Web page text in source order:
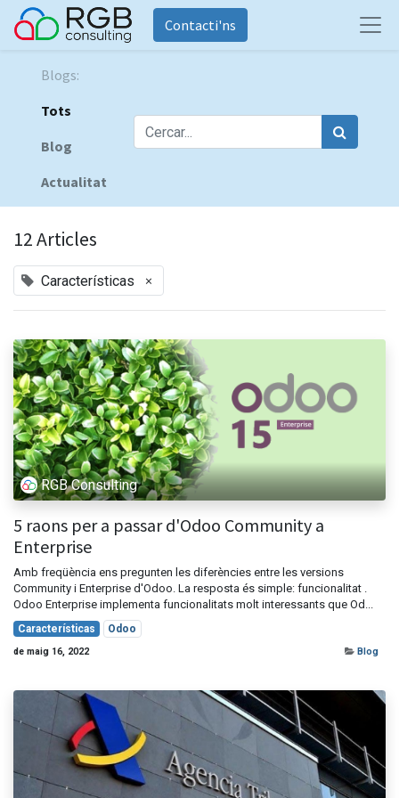
Contacti'ns
Blogs:
Tots
Blog
Actualitat
12 Articles
Características ×
RGB Consulting
5 raons per a passar d'Odoo Community a
Enterprise
Amb freqüència ens pregunten les diferències entre les versions
Community i Enterprise d'Odoo. La resposta és simple: funcionalitat .
Odoo Enterprise implementa funcionalitats molt interessants que Od...
Características Odoo
de maig 16, 2022 Blog